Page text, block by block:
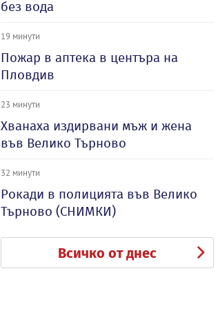
без вода
19 минути
Пожар в аптека в центъра на
Пловдив
23 минути
Хванаха издирвани мъж и жена
във Велико Търново
32 минути
Рокади в полицията във Велико
Търново (СНИМКИ)
Всичко от днес